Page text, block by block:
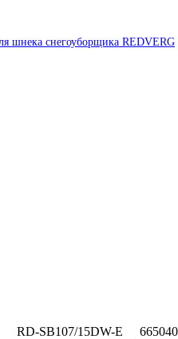
шнека снегоуборщика REDVERG
RD-SB107/15DW-E